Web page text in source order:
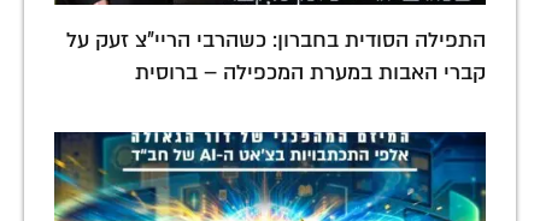
התפילה הסודית בחברון: כשהרבי הריי"צ זעק על
קברי האבות במערת המכפילה – ברוסית